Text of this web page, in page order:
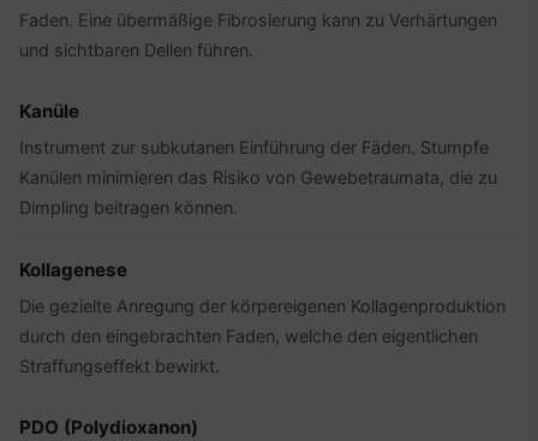
Faden. Eine übermäßige Fibrosierung kann zu Verhärtungen
und sichtbaren Dellen führen.
Kanüle
Instrument zur subkutanen Einführung der Fäden. Stumpfe
Kanülen minimieren das Risiko von Gewebetraumata, die zu
Dimpling beitragen können.
Kollagenese
Die gezielte Anregung der körpereigenen Kollagenproduktion
durch den eingebrachten Faden, welche den eigentlichen
Straffungseffekt bewirkt.
PDO (Polydioxanon)